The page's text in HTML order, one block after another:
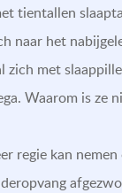
tientallen
naar het
met
Waarom is ze
regie kan